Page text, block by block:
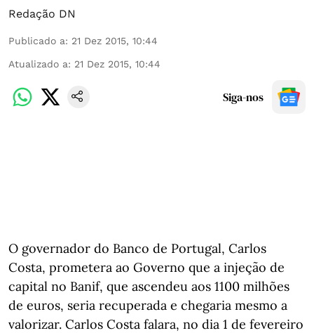
Redação DN
Publicado a: 21 Dez 2015, 10:44
Atualizado a: 21 Dez 2015, 10:44
Siga-nos
O governador do Banco de Portugal, Carlos
Costa, prometera ao Governo que a injeção de
capital no Banif, que ascendeu aos 1100 milhões
de euros, seria recuperada e chegaria mesmo a
valorizar. Carlos Costa falara, no dia 1 de fevereiro